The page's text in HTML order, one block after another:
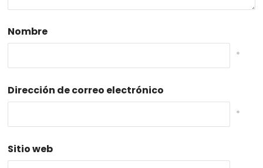
Nombre
*
Dirección de correo electrónico
*
Sitio web